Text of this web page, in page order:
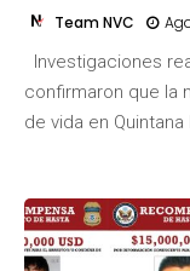
Team NVC
Investigaciones
confirmaron que la
de vida en